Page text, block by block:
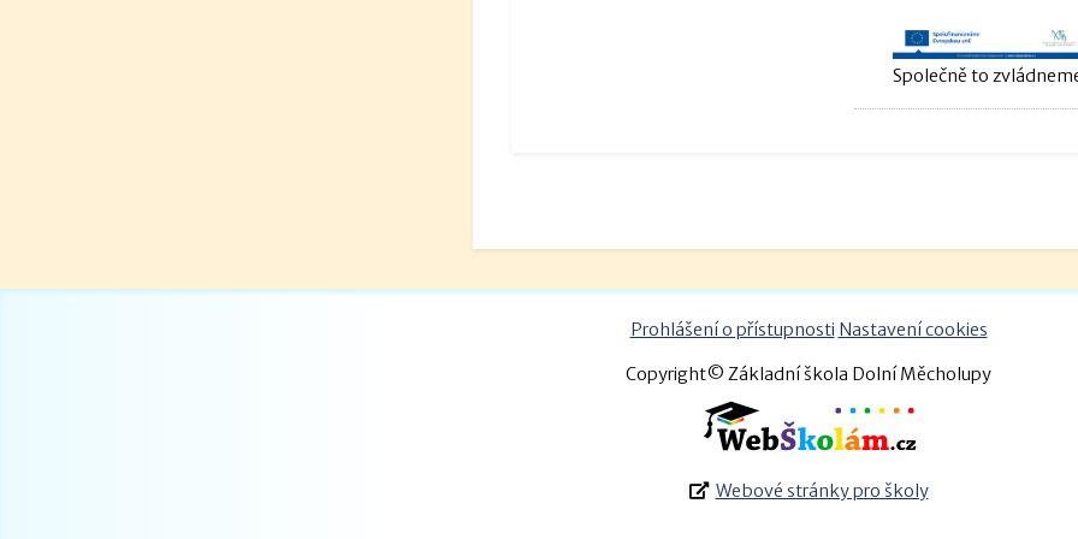
Společně to
Prohlášení o přístupnosti Nastavení cookies
Copyright© Základní škola Dolní Měcholupy
Webové stránky pro školy